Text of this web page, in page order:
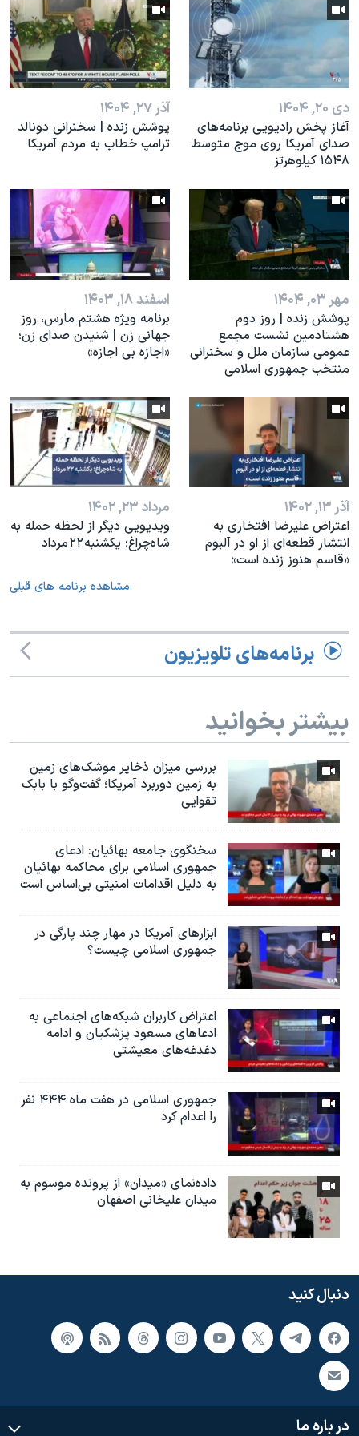
نرگس محمدی برنده جایزه نوبل صلح
همایش محافظه‌کاران آمریکا «سی‌پک»
صفحه‌های ویژه
سفر پرزیدنت ترامپ به چین دی ۲۰, ۱۴۰۴
آغاز پخش رادیویی برنامه‌های
صدای آمریکا روی موج متوسط
۱۵۴۸ کیلوهرتز
آذر ۲۷, ۱۴۰۴
پوشش زنده | سخنرانی دونالد
ترامپ خطاب به مردم آمریکا
مهر ۰۳, ۱۴۰۴
پوشش زنده | روز دوم
هشتادمین نشست مجمع
عمومی سازمان ملل و سخنرانی
منتخب جمهوری اسلامی
اسفند ۱۸, ۱۴۰۳
برنامه ویژه هشتم مارس، روز
جهانی زن | شنیدن صدای زن؛
«اجازه بی اجازه»
آذر ۱۳, ۱۴۰۲
اعتراض علیرضا افتخاری به
انتشار قطعه‌ای از او در آلبوم
«قاسم هنوز زنده است»
مرداد ۲۳, ۱۴۰۲
ویدیویی دیگر از لحظه حمله به
شاه‌چراغ؛ یکشنبه ۲۲ مرداد
مشاهده برنامه های قبلی
برنامه‌های تلویزیون
بیشتر بخوانید
بررسی میزان ذخایر موشک‌های زمین
به زمین دوربرد آمریکا؛ گفت‌وگو با بابک
تقوایی
سخنگوی جامعه بهائیان: ادعای
جمهوری اسلامی برای محاکمه بهائیان
به دلیل اقدامات امنیتی بی‌اساس است
ابزارهای آمریکا در مهار چند پارگی در
جمهوری اسلامی چیست؟
اعتراض کاربران شبکه‌های اجتماعی به
ادعاهای مسعود پزشکیان و ادامه
دغدغه‌های معیشتی
جمهوری اسلامی در هفت ماه ۴۴۴ نفر
را اعدام کرد
داده‌نمای «میدان» از پرونده موسوم به
میدان علیخانی اصفهان
دنبال کنید
در باره ما